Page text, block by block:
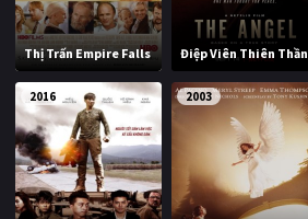
Thị Trấn Empire Falls Điệp Viên Thiên Thần
2016 2003